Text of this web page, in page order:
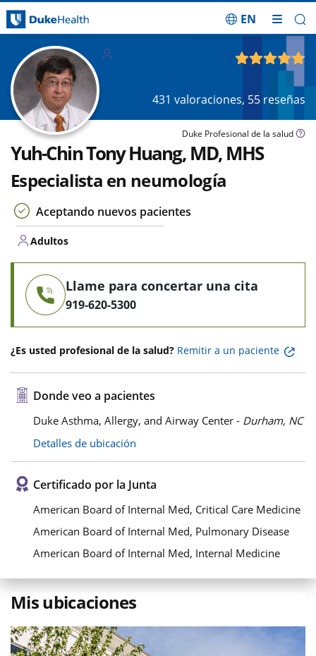
EN
431 valoraciones, 55 reseñas
Duke Profesional de la salud
Yuh-Chin Tony Huang, MD, MHS
Especialista en neumología
Aceptando nuevos pacientes
Adultos
Llame para concertar una cita
919-620-5300
¿Es usted profesional de la salud? Remitir a un paciente
Donde veo a pacientes
Duke Asthma, Allergy, and Airway Center - Durham, NC
Detalles de ubicación
Certificado por la Junta
American Board of Internal Med, Critical Care Medicine
American Board of Internal Med, Pulmonary Disease
American Board of Internal Med, Internal Medicine
Mis ubicaciones